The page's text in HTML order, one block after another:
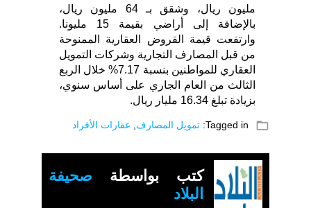
مليون ريال، وشقق بـ 64 مليون ريال،
بالإضافة إلى أراضي بقيمة 15 مليونا.
وارتفعت قيمة القروض العقارية الممنوحة
من قبل المصارف التجارية وشركات التمويل
العقاري للمواطنين بنسبة 7.17% خلال الربع
الثالث من العام الجاري على أساس سنوي،
بزيادة تبلغ 16.34 مليار ريال.
folder_open
Tagged in: تمويل المصارف عقارات الأفراد
كتب بواسطة صحيفة
البلاد